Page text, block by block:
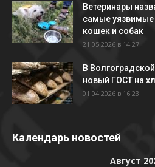
Ветеринары
самые
кошек и собак
21.05.2026 в 14:27
В
новый ГОСТ на
01.04.2026 в 16:23
Календарь новостей
Август